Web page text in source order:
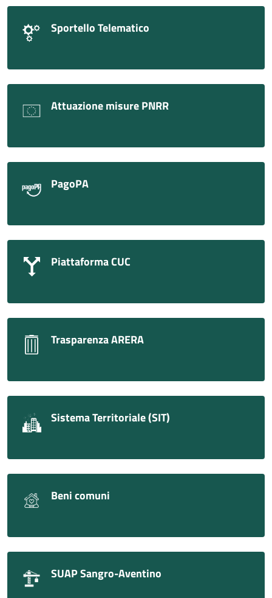
Sportello Telematico
Attuazione misure PNRR
PagoPA
Piattaforma CUC
Trasparenza ARERA
Sistema Territoriale (SIT)
Beni comuni
SUAP Sangro-Aventino